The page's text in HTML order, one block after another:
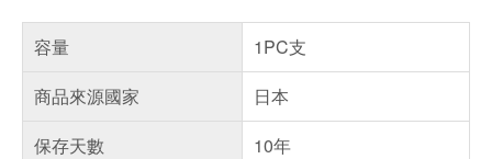
容量
1PC支
商品來源國家
日本
保存天數
10年